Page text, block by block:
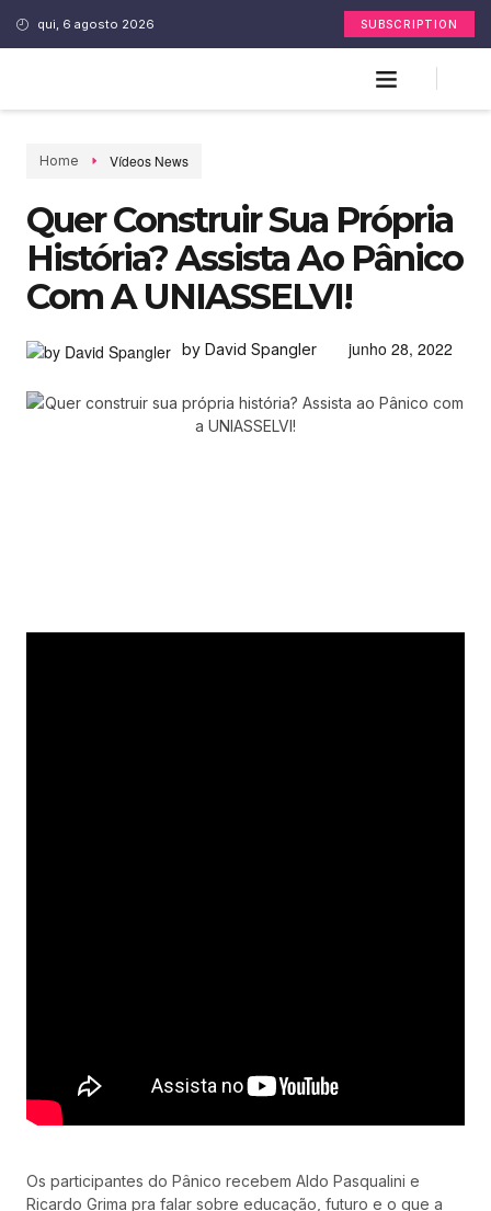
qui, 6 agosto 2026 SUBSCRIPTION
Home Vídeos News
Quer Construir Sua Própria
História? Assista Ao Pânico
Com A UNIASSELVI!
by David Spangler junho 28, 2022
Os participantes do Pânico recebem Aldo Pasqualini e
Ricardo Grima pra falar sobre educação, futuro e o que a